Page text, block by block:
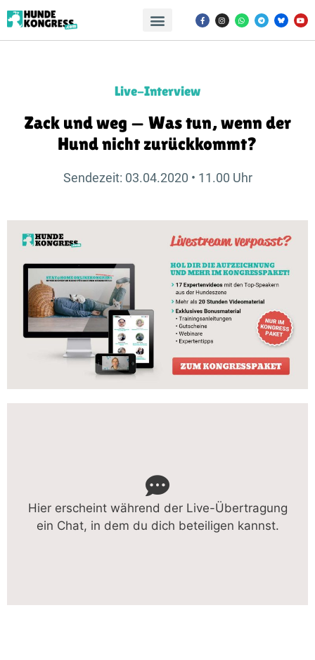
Live-Interview
Zack und weg — Was tun, wenn der
Hund nicht zurückkommt?
Sendezeit: 03.04.2020 • 11.00 Uhr
Hier erscheint während der Live-Übertragung
ein Chat, in dem du dich beteiligen kannst.